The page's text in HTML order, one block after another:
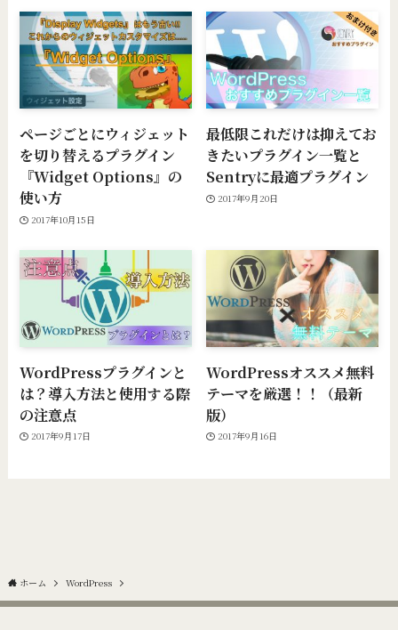
ページごとにウィジェット
を切り替えるプラグイン
『Widget Options』の
使い方
2017年10月15日
最低限これだけは抑えてお
きたいプラグイン一覧と
Sentryに最適プラグイン
2017年9月20日
WordPressプラグインと
は？導入方法と使用する際
の注意点
2017年9月17日
WordPressオススメ無料
テーマを厳選！！（最新
版）
2017年9月16日
ホーム WordPress